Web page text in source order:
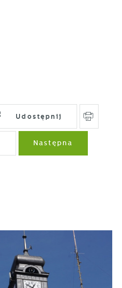
Udostępnij
Następna